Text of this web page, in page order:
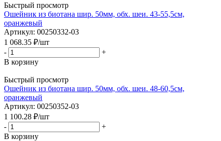
Быстрый просмотр
Ошейник из биотана шир. 50мм, обх. шеи. 43-55,5см,
оранжевый
Артикул: 00250332-03
1 068.35 ₽/шт
-
+
В корзину
Быстрый просмотр
Ошейник из биотана шир. 50мм, обх. шеи. 48-60,5см,
оранжевый
Артикул: 00250352-03
1 100.28 ₽/шт
-
+
В корзину